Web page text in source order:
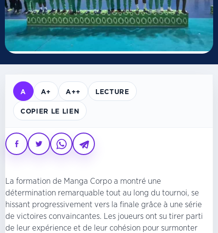
A A+ A++ LECTURE
COPIER LE LIEN
La formation de Manga Corpo a montré une
détermination remarquable tout au long du tournoi, se
hissant progressivement vers la finale grâce à une série
de victoires convaincantes. Les joueurs ont su tirer parti
de leur expérience et de leur cohésion pour surmonter